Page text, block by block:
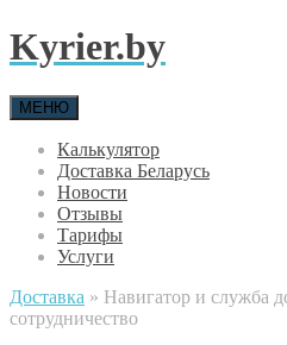
Kyrier.by
МЕНЮ
Калькулятор
Доставка Беларусь
Новости
Отзывы
Тарифы
Услуги
Доставка » Навигатор и служба
сотрудничество